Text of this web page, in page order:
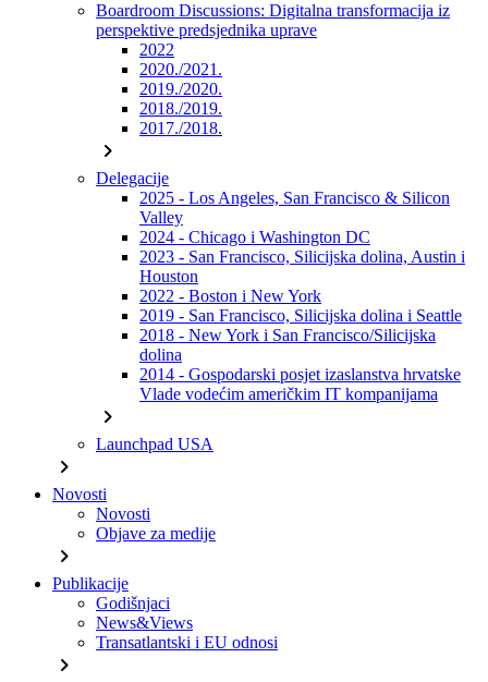
Boardroom Discussions: Digitalna transformacija iz
perspektive predsjednika uprave
2022
2020./2021.
2019./2020.
2018./2019.
2017./2018.
chevron_right
Delegacije
2025 - Los Angeles, San Francisco & Silicon
Valley
2024 - Chicago i Washington DC
2023 - San Francisco, Silicijska dolina, Austin i
Houston
2022 - Boston i New York
2019 - San Francisco, Silicijska dolina i Seattle
2018 - New York i San Francisco/Silicijska
dolina
2014 - Gospodarski posjet izaslanstva hrvatske
Vlade vodećim američkim IT kompanijama
chevron_right
Launchpad USA
chevron_right
Novosti
Novosti
Objave za medije
chevron_right
Publikacije
Godišnjaci
News&Views
Transatlantski i EU odnosi
chevron_right